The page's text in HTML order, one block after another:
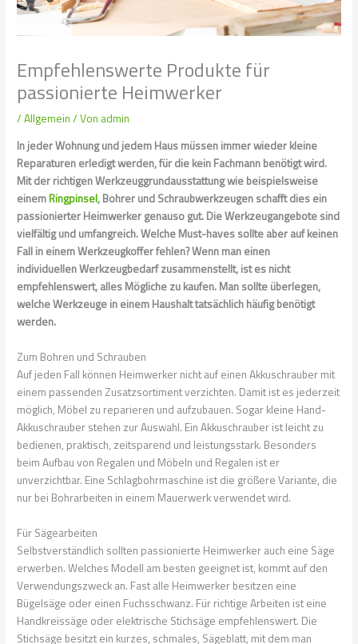
Empfehlenswerte Produkte für
passionierte Heimwerker
/Allgemein / Von admin
In jeder Wohnung und jedem Haus müssen immer wieder kleine
Reparaturen erledigt werden, für die kein Fachmann benötigt wird.
Mit der richtigen Werkzeuggrundausstattung wie beispielsweise
einemRingpinsel, Bohrer und Schraubwerkzeugen schafft dies ein
passionierter Heimwerker genauso gut. Die Werkzeugangebote sind
vielfältig und umfangreich. Welche Must-haves sollte aber auf keinen
Fall in einem Werkzeugkoffer fehlen? Wenn man einen
individuellen Werkzeugbedarf zusammenstellt, ist es nicht
empfehlenswert, alles Mögliche zu kaufen. Man sollte überlegen,
welche Werkzeuge in einem Haushalt tatsächlich häufig benötigt
werden.
Zum Bohren und Schrauben
Auf jeden Fall können Heimwerker nicht auf einen Akkuschrauber mit
einem passenden Zusatzsortiment verzichten. Damit ist es jederzeit
möglich, Möbel zu reparieren und aufzubauen. Sogar kleine Hand-
Akkuschrauber stehen zur Auswahl. Ein Akkuschrauber ist leicht zu
bedienen, praktisch, zeitsparend und leistungsstark. Besonders
beim Aufbau von Regalen und Möbeln und Regalen ist er
unverzichtbar. Eine Schlagbohrmaschine ist die größere Variante, die
nur bei Bohrarbeiten in einem Mauerwerk verwendet wird.
Für Sägearbeiten
Selbstverständlich sollten passionierte Heimwerker auch eine Säge
erwerben. Welches Modell am besten geeignet ist, kommt auf den
Verwendungszweck an. Fast alle Heimwerker besitzen eine
Bügelsäge oder einen Fuchsschwanz. Für richtige Arbeiten ist eine
Handkreissäge oder elektrische Stichsäge empfehlenswert. Die
Stichsäge besitzt ein kurzes, schmales, Sägeblatt, mit dem man